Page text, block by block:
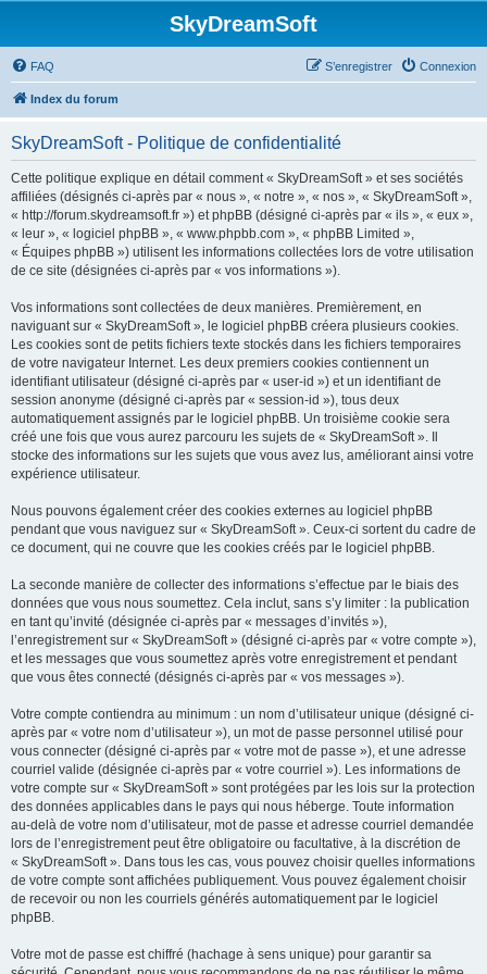
SkyDreamSoft
FAQ Connexion
S’enregistrer
Index du forum
SkyDreamSoft - Politique de confidentialité
Cette politique explique en détail comment « SkyDreamSoft » et ses sociétés
affiliées (désignés ci-après par « nous », « notre », « nos », « SkyDreamSoft »,
« http://forum.skydreamsoft.fr ») et phpBB (désigné ci-après par « ils », « eux »,
« leur », « logiciel phpBB », « www.phpbb.com », « phpBB Limited »,
« Équipes phpBB ») utilisent les informations collectées lors de votre utilisation
de ce site (désignées ci-après par « vos informations »).
Vos informations sont collectées de deux manières. Premièrement, en
naviguant sur « SkyDreamSoft », le logiciel phpBB créera plusieurs cookies.
Les cookies sont de petits fichiers texte stockés dans les fichiers temporaires
de votre navigateur Internet. Les deux premiers cookies contiennent un
identifiant utilisateur (désigné ci-après par « user-id ») et un identifiant de
session anonyme (désigné ci-après par « session-id »), tous deux
automatiquement assignés par le logiciel phpBB. Un troisième cookie sera
créé une fois que vous aurez parcouru les sujets de « SkyDreamSoft ». Il
stocke des informations sur les sujets que vous avez lus, améliorant ainsi votre
expérience utilisateur.
Nous pouvons également créer des cookies externes au logiciel phpBB
pendant que vous naviguez sur « SkyDreamSoft ». Ceux-ci sortent du cadre de
ce document, qui ne couvre que les cookies créés par le logiciel phpBB.
La seconde manière de collecter des informations s’effectue par le biais des
données que vous nous soumettez. Cela inclut, sans s’y limiter : la publication
en tant qu’invité (désignée ci-après par « messages d’invités »),
l’enregistrement sur « SkyDreamSoft » (désigné ci-après par « votre compte »),
et les messages que vous soumettez après votre enregistrement et pendant
que vous êtes connecté (désignés ci-après par « vos messages »).
Votre compte contiendra au minimum : un nom d’utilisateur unique (désigné ci-
après par « votre nom d’utilisateur »), un mot de passe personnel utilisé pour
vous connecter (désigné ci-après par « votre mot de passe »), et une adresse
courriel valide (désignée ci-après par « votre courriel »). Les informations de
votre compte sur « SkyDreamSoft » sont protégées par les lois sur la protection
des données applicables dans le pays qui nous héberge. Toute information
au-delà de votre nom d’utilisateur, mot de passe et adresse courriel demandée
lors de l’enregistrement peut être obligatoire ou facultative, à la discrétion de
« SkyDreamSoft ». Dans tous les cas, vous pouvez choisir quelles informations
de votre compte sont affichées publiquement. Vous pouvez également choisir
de recevoir ou non les courriels générés automatiquement par le logiciel
phpBB.
Votre mot de passe est chiffré (hachage à sens unique) pour garantir sa